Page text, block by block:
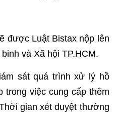
được Luật Bistax nộp lên
và Xã hội TP.HCM.
sát quá trình xử lý hồ
trong việc cung cấp thêm
gian xét duyệt thường